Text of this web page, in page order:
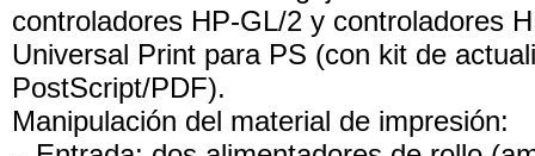
controladores HP-GL/2 y controladores
Universal Print para PS (con kit de
PostScript/PDF).
Manipulación del material de impresión: